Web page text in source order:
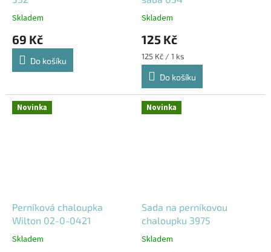
Skladem
69 Kč
Do košíku
Skladem
125 Kč
Měrná
cena:
125 Kč / 1 ks
Do košíku
Novinka
Perníková chaloupka
Wilton 02-0-0421
Skladem
Novinka
Sada na perníkovou
chaloupku 3975
Skladem